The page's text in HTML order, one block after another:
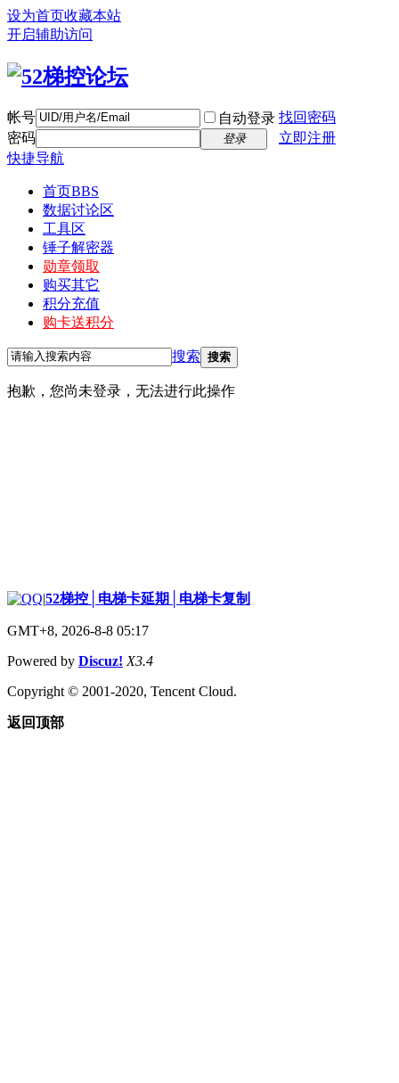
设为首页收藏本站
开启辅助访问
帐号 自动登录 找回密码
密码
登录
立即注册
快捷导航
首页BBS
数据讨论区
工具区
锤子解密器
勋章领取
购买其它
积分充值
购卡送积分
搜索 搜索
抱歉，您尚未登录，无法进行此操作
|52梯控│电梯卡延期│电梯卡复制
GMT+8, 2026-8-8 05:17
Powered by Discuz! X3.4
Copyright © 2001-2020, Tencent Cloud.
返回顶部